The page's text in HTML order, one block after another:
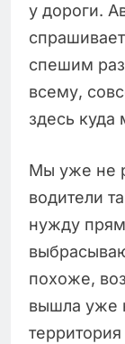
у дороги.
спешим
всему,
здесь куда
Мы уже не
водители
нужду
похоже,
вышла уже